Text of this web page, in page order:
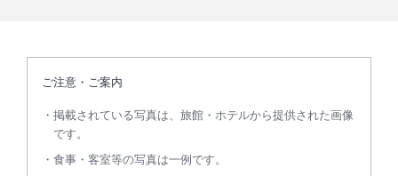
ご注意・ご案内
掲載されている写真は、旅館・ホテルから提供された画像
です。
食事・客室等の写真は一例です。